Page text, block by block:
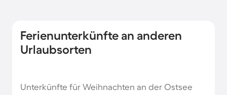
Ferienunterkünfte an anderen
Urlaubsorten
Unterkünfte für Weihnachten an der Ostsee